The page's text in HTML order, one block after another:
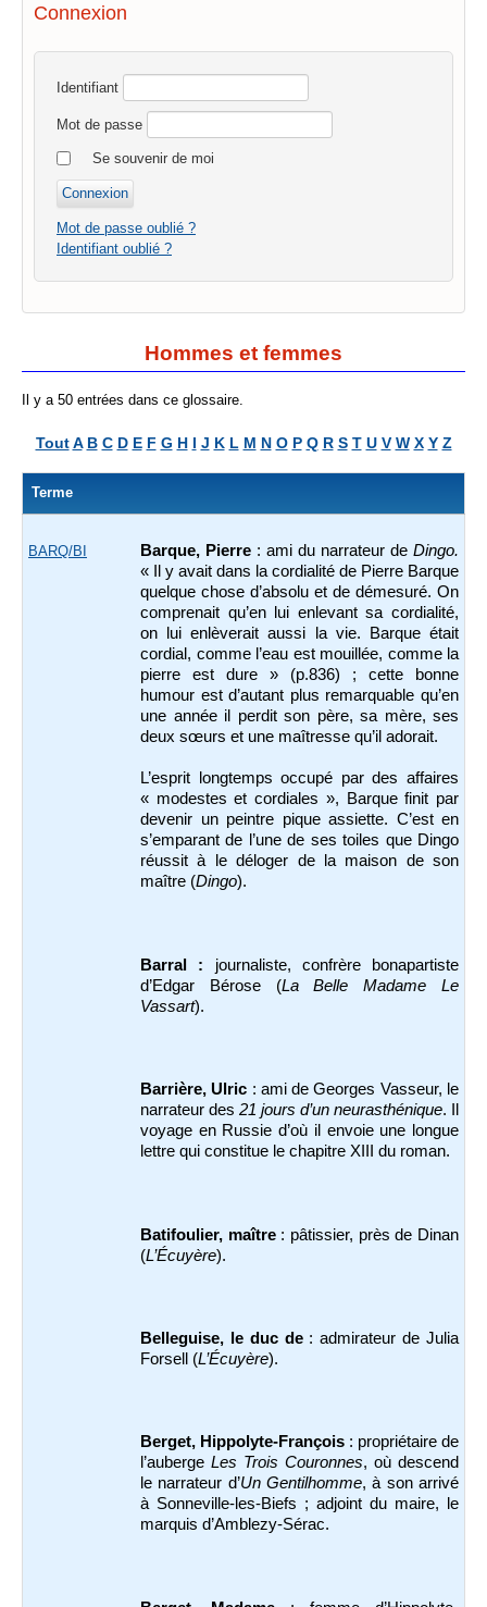
Connexion
Identifiant
Mot de passe
Se souvenir de moi
Mot de passe oublié ?
Identifiant oublié ?
Hommes et femmes
Il y a 50 entrées dans ce glossaire.
Tout A B C D E F G H I J K L M N O P Q R S T U V W X Y Z
Terme
BARQ/BI Barque, Pierre : ami du narrateur de Dingo.
« Il y avait dans la cordialité de Pierre Barque
quelque chose d’absolu et de démesuré. On
comprenait qu’en lui enlevant sa cordialité,
on lui enlèverait aussi la vie. Barque était
cordial, comme l’eau est mouillée, comme la
pierre est dure » (p.836) ; cette bonne
humour est d’autant plus remarquable qu’en
une année il perdit son père, sa mère, ses
deux sœurs et une maîtresse qu’il adorait.
L’esprit longtemps occupé par des affaires
« modestes et cordiales », Barque finit par
devenir un peintre pique assiette. C’est en
s’emparant de l’une de ses toiles que Dingo
réussit à le déloger de la maison de son
maître (Dingo).
Barral : journaliste, confrère bonapartiste
d’Edgar Bérose (La Belle Madame Le
Vassart).
Barrière, Ulric : ami de Georges Vasseur, le
narrateur des 21 jours d’un neurasthénique. Il
voyage en Russie d’où il envoie une longue
lettre qui constitue le chapitre XIII du roman.
Batifoulier, maître : pâtissier, près de Dinan
(L’Écuyère).
Belleguise, le duc de: admirateur de Julia
Forsell (L’Écuyère).
Berget, Hippolyte-François : propriétaire de
l’auberge Les Trois Couronnes, où descend
le narrateur d’Un Gentilhomme, à son arrivé
à Sonneville-les-Biefs ; adjoint du maire, le
marquis d’Amblezy-Sérac.